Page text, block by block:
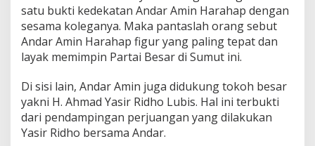
satu bukti kedekatan Andar Amin Harahap dengan
sesama koleganya. Maka pantaslah orang sebut
Andar Amin Harahap figur yang paling tepat dan
layak memimpin Partai Besar di Sumut ini.
Di sisi lain, Andar Amin juga didukung tokoh besar
yakni H. Ahmad Yasir Ridho Lubis. Hal ini terbukti
dari pendampingan perjuangan yang dilakukan
Yasir Ridho bersama Andar.